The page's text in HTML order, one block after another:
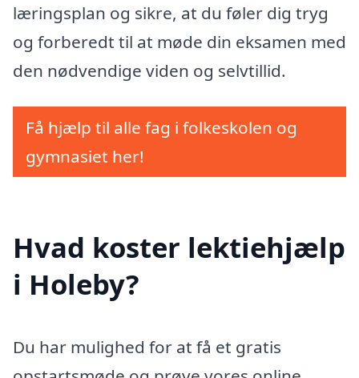
læringsplan og sikre, at du føler dig tryg
og forberedt til at møde din eksamen med
den nødvendige viden og selvtillid.
Få hjælp til alle fag i folkeskolen og
gymnasiet her!
Hvad koster lektiehjælp
i Holeby?
Du har mulighed for at få et gratis